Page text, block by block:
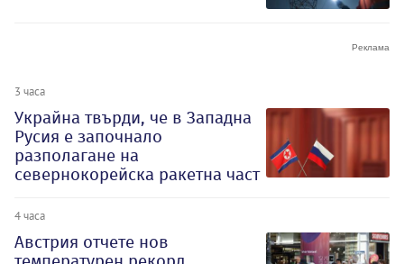
3 часа
Украйна твърди, че в Западна
Русия е започнало
разполагане на
севернокорейска ракетна част
4 часа
Австрия отчете нов